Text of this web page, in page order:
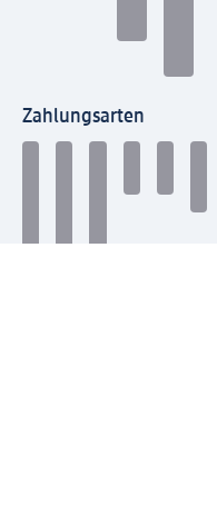
Zahlungsarten